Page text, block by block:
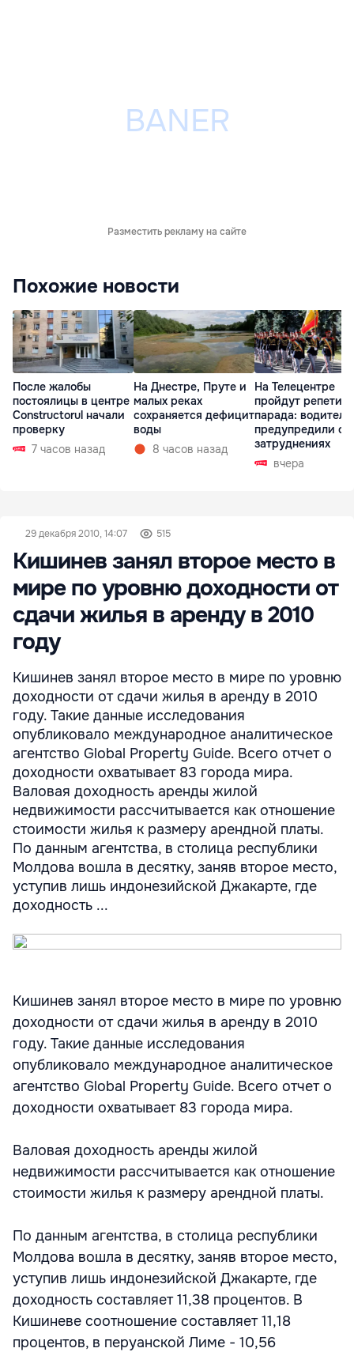
Разместить рекламу на сайте
Похожие новости
После жалобы
постоялицы в центре
Constructorul начали
проверку
7 часов назад
На Днестре, Пруте и
малых реках
сохраняется дефицит
воды
8 часов назад
На Телецентре
пройдут
парада:
предупредили о
затруднениях
вчера
29 декабря 2010, 14:07 515
Кишинев занял второе место в
мире по уровню доходности от
сдачи жилья в аренду в 2010
году
Кишинев занял второе место в мире по уровню
доходности от сдачи жилья в аренду в 2010
году. Такие данные исследования
опубликовало международное аналитическое
агентство Global Property Guide. Всего отчет о
доходности охватывает 83 города мира.
Валовая доходность аренды жилой
недвижимости рассчитывается как отношение
стоимости жилья к размеру арендной платы.
По данным агентства, в столица республики
Молдова вошла в десятку, заняв второе место,
уступив лишь индонезийской Джакарте, где
доходность ...
Кишинев занял второе место в мире по уровню
доходности от сдачи жилья в аренду в 2010
году. Такие данные исследования
опубликовало международное аналитическое
агентство Global Property Guide. Всего отчет о
доходности охватывает 83 города мира.
Валовая доходность аренды жилой
недвижимости рассчитывается как отношение
стоимости жилья к размеру арендной платы.
По данным агентства, в столица республики
Молдова вошла в десятку, заняв второе место,
уступив лишь индонезийской Джакарте, где
доходность составляет 11,38 процентов. В
Кишиневе соотношение составляет 11,18
процентов, в перуанской Лиме - 10,56